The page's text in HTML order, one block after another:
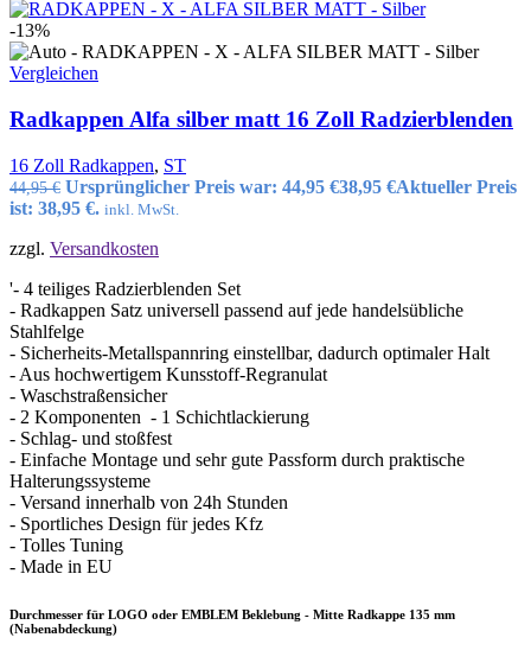
-13%
Vergleichen
Radkappen Alfa silber matt 16 Zoll Radzierblenden
16 Zoll Radkappen, ST
44,95€ Ursprünglicher Preis war: 44,95 €38,95 €Aktueller Preis
ist: 38,95 €. inkl. MwSt.
zzgl. Versandkosten
'- 4 teiliges Radzierblenden Set
- Radkappen Satz universell passend auf jede handelsübliche
Stahlfelge
- Sicherheits-Metallspannring einstellbar, dadurch optimaler Halt
- Aus hochwertigem Kunsstoff-Regranulat
- Waschstraßensicher
- 2 Komponenten - 1 Schichtlackierung
- Schlag- und stoßfest
- Einfache Montage und sehr gute Passform durch praktische
Halterungssysteme
- Versand innerhalb von 24h Stunden
- Sportliches Design für jedes Kfz
- Tolles Tuning
- Made in EU
Durchmesser für LOGO oder EMBLEM Beklebung - Mitte Radkappe 135 mm
(Nabenabdeckung)